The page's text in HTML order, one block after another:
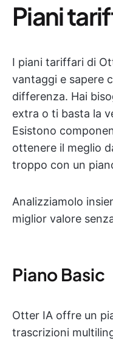
Piani
I piani tariffari di
vantaggi e sapere
differenza. Hai
extra o ti basta la
Esistono
ottenere il meglio
troppo con un
Analizziamolo
miglior valore
Piano Basic
Otter IA offre un
trascrizioni